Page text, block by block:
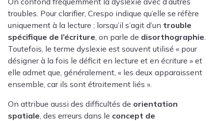
troubles. Pour clarifier, Crespo indique qu’elle se réfère
uniquement à la lecture ; lorsqu’il s’agit d’un trouble
spécifique de l’écriture, on parle de disorthographie.
Toutefois, le terme dyslexie est souvent utilisé « pour
désigner à la fois le déficit en lecture et en écriture » et
elle admet que, généralement, « les deux apparaissent
ensemble, car ils sont étroitement liés ».
On attribue aussi des difficultés de orientation
spatiale, des erreurs dans le concept de